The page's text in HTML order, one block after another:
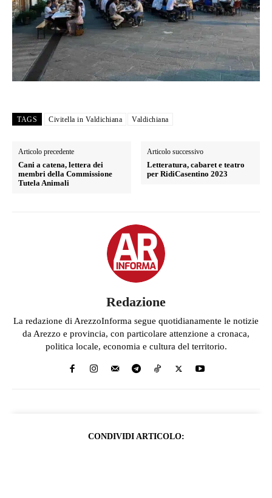
TAGS Civitella in Valdichiana Valdichiana
Articolo precedente
Cani a catena, lettera dei
membri della Commissione
Tutela Animali
Articolo successivo
Letteratura, cabaret e teatro
per RidiCasentino 2023
Redazione
La redazione di ArezzoInforma segue quotidianamente le notizie
da Arezzo e provincia, con particolare attenzione a cronaca,
politica locale, economia e cultura del territorio.
CONDIVIDI ARTICOLO: